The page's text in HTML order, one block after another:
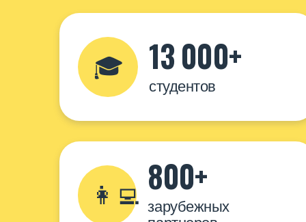
🎓 13 000+
студентов
👩‍💻 800+
зарубежных